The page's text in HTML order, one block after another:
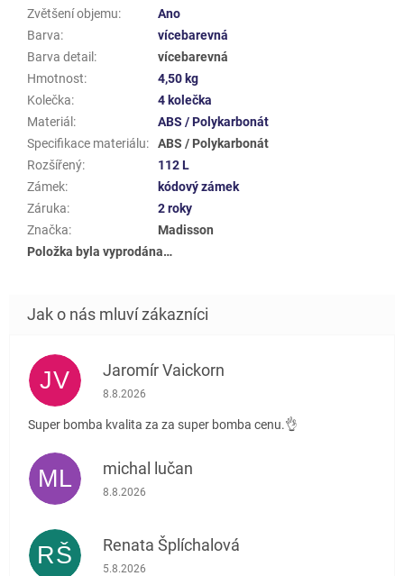
Zvětšení objemu:
Ano
Barva:
vícebarevná
Barva detail :
vícebarevná
Hmotnost:
4,50 kg
Kolečka:
4 kolečka
Materiál :
ABS / Polykarbonát
Specifikace materiálu:
ABS / Polykarbonát
Rozšířený:
112 L
Zámek:
kódový zámek
Záruka:
2 roky
Značka:
Madisson
Položka byla vyprodána…
JV Jaromír Vaickorn
Hodnocení obchodu je 5 z 5 hvězdiček.
8.8.2026
Super bomba kvalita za za super bomba cenu.👌
ML michal lučan
Hodnocení obchodu je 5 z 5 hvězdiček.
8.8.2026
RŠ Renata Šplíchalová
Hodnocení obchodu je 5 z 5 hvězdiček.
5.8.2026